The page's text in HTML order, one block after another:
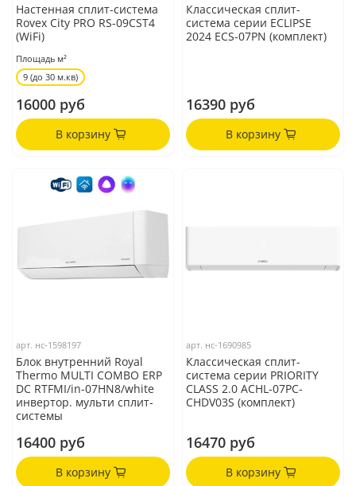
Настенная сплит-система
Rovex City PRO RS-09CST4
(WiFi)
Площадь м²
9 (до 30 м.кв)
16000 руб
В корзину
Классическая сплит-
система серии ECLIPSE
2024 ECS-07PN (комплект)
16390 руб
В корзину
арт. нс-1598197
Блок внутренний Royal
Thermo MULTI COMBO ERP
DC RTFMI/in-07HN8/white
инвертор. мульти сплит-
системы
16400 руб
В корзину
арт. нс-1690985
Классическая сплит-
система серии PRIORITY
CLASS 2.0 ACHL-07PC-
CHDV03S (комплект)
16470 руб
В корзину